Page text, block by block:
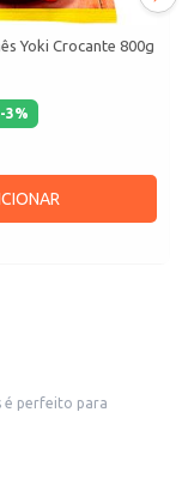
Yoki Crocante 800g
-3%
é perfeito para